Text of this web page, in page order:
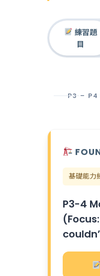
練習題
目
P3 – P4
基礎能力
P3-4